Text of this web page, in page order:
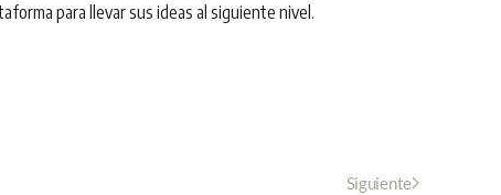
para llevar sus ideas al siguiente nivel.
Siguiente